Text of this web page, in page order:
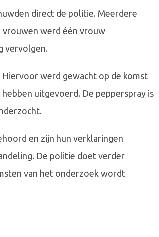
direct de politie. Meerdere
vrouwen werd één vrouw
vervolgen.
werd gewacht op de komst
uitgevoerd. De pepperspray is
en zijn hun verklaringen
De politie doet verder
van het onderzoek wordt